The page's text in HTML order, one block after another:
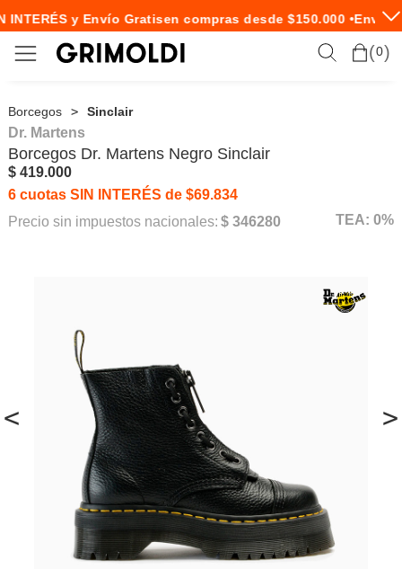
INTERÉS y Envío Gratisen compras desde $150.000 •Envío
0
Borcegos Sinclair
< >
Dr. Martens
Borcegos Dr. Martens Negro Sinclair
$ 419.000
6 cuotas SIN INTERÉS de $69.834
Precio sin impuestos nacionales: $ 346280 TEA: 0%